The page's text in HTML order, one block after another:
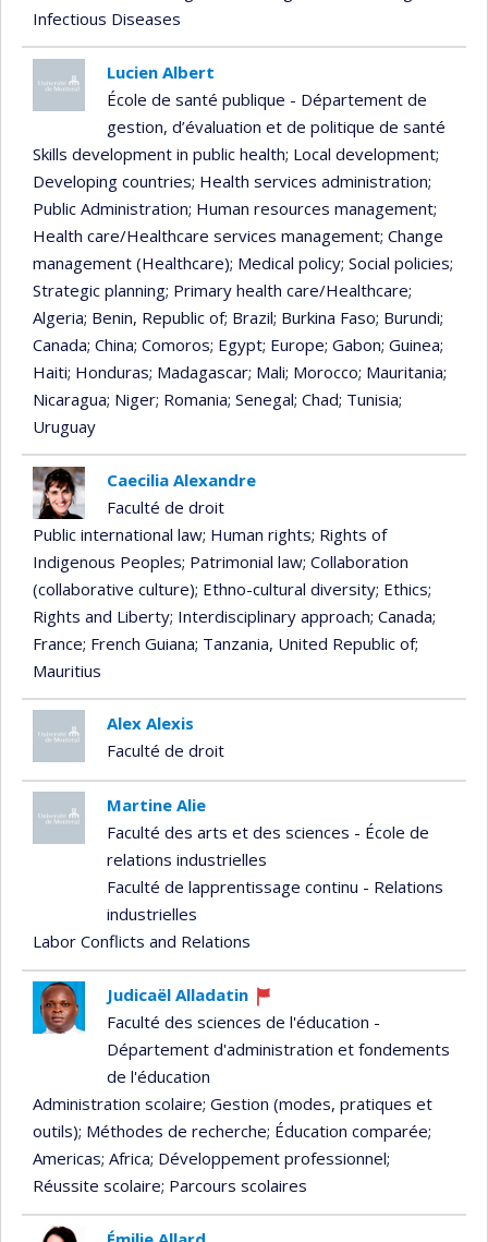
Infectious Diseases
Lucien Albert
École de santé publique - Département de
gestion, d’évaluation et de politique de santé
Skills development in public health; Local development;
Developing countries; Health services administration;
Public Administration; Human resources management;
Health care/Healthcare services management; Change
management (Healthcare); Medical policy; Social policies;
Strategic planning; Primary health care/Healthcare;
Algeria; Benin, Republic of; Brazil; Burkina Faso; Burundi;
Canada; China; Comoros; Egypt; Europe; Gabon; Guinea;
Haiti; Honduras; Madagascar; Mali; Morocco; Mauritania;
Nicaragua; Niger; Romania; Senegal; Chad; Tunisia;
Uruguay
Caecilia Alexandre
Faculté de droit
Public international law; Human rights; Rights of
Indigenous Peoples; Patrimonial law; Collaboration
(collaborative culture); Ethno-cultural diversity; Ethics;
Rights and Liberty; Interdisciplinary approach; Canada;
France; French Guiana; Tanzania, United Republic of;
Mauritius
Alex Alexis
Faculté de droit
Martine Alie
Faculté des arts et des sciences - École de
relations industrielles
Faculté de lapprentissage continu - Relations
industrielles
Labor Conflicts and Relations
Judicaël Alladatin
Currently
recruiting
Faculté des sciences de l'éducation -
Département d'administration et fondements
de l'éducation
Administration scolaire; Gestion (modes, pratiques et
outils); Méthodes de recherche; Éducation comparée;
Americas; Africa; Développement professionnel;
Réussite scolaire; Parcours scolaires